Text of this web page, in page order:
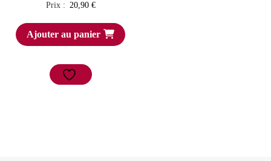
Prix : 20,90 €
Ajouter au panier